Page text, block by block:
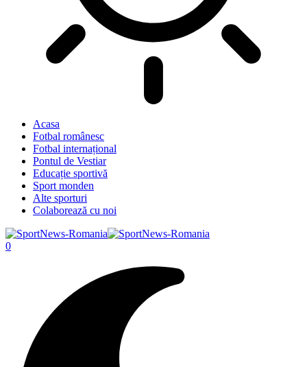
Acasa
Fotbal românesc
Fotbal internațional
Pontul de Vestiar
Educație sportivă
Sport monden
Alte sporturi
Colaborează cu noi
0